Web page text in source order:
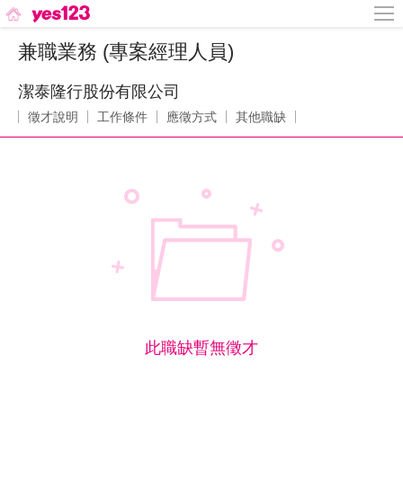
兼職業務 (專案經理人員)
潔泰隆行股份有限公司
徵才說明 工作條件 應徵方式 其他職缺
此職缺暫無徵才